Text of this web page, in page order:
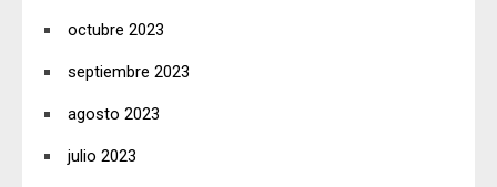
octubre 2023
septiembre 2023
agosto 2023
julio 2023